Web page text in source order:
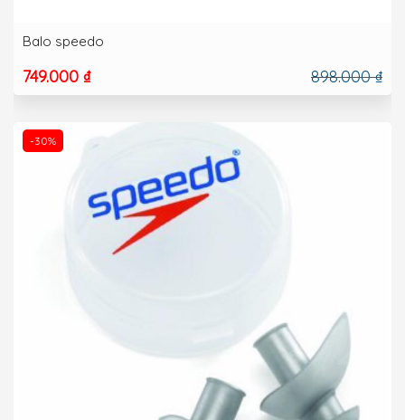
Balo speedo
749.000 ₫ 898.000 ₫
-30%